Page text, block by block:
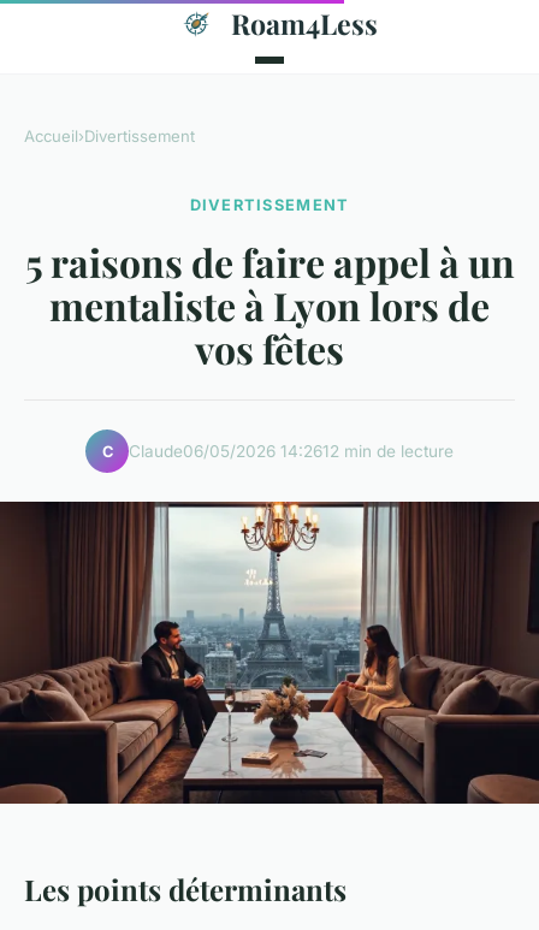
Roam4Less
Accueil›Divertissement
DIVERTISSEMENT
5 raisons de faire appel à un
mentaliste à Lyon lors de
vos fêtes
C Claude06/05/2026 14:2612 min de lecture
Les points déterminants